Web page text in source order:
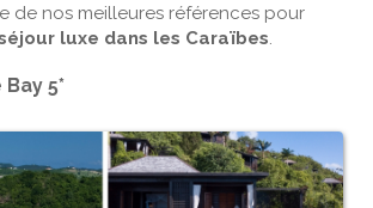
de nos meilleures références pour
luxe dans les Caraïbes
5*